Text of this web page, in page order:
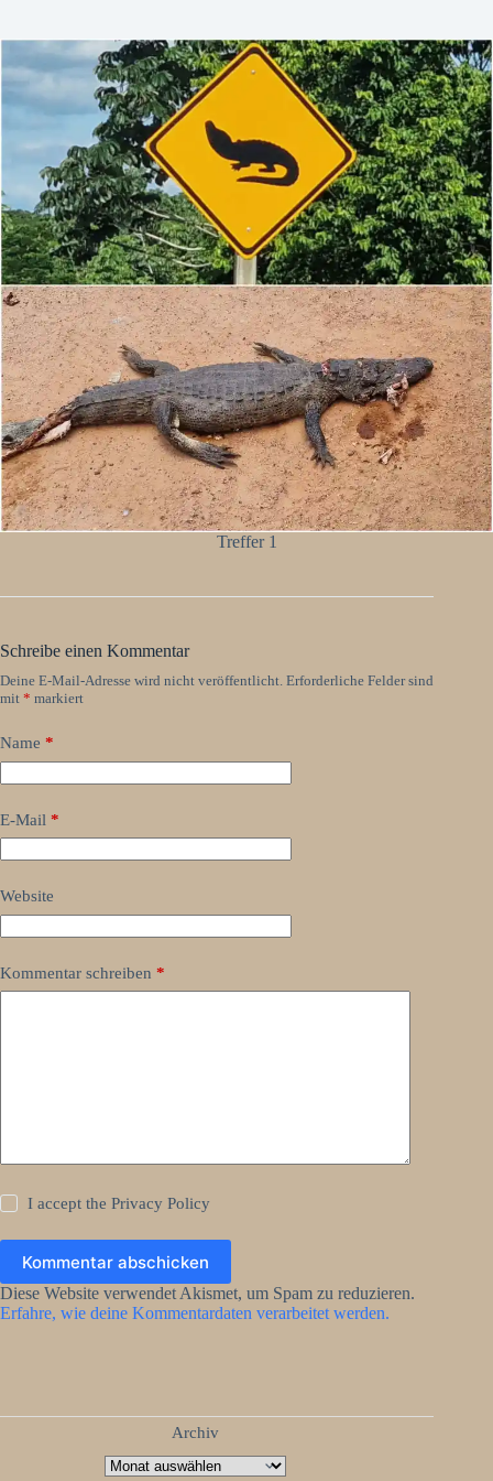
Treffer 1
Schreibe einen Kommentar
Deine E-Mail-Adresse wird nicht veröffentlicht. Erforderliche Felder sind
mit * markiert
Name *
E-Mail *
Website
Kommentar schreiben *
I accept thePrivacy Policy
Kommentar abschicken
Diese Website verwendet Akismet, um Spam zu reduzieren.
Erfahre, wie deine Kommentardaten verarbeitet werden.
Archiv